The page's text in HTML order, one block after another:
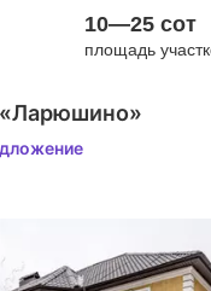
10—25 сот
площадь